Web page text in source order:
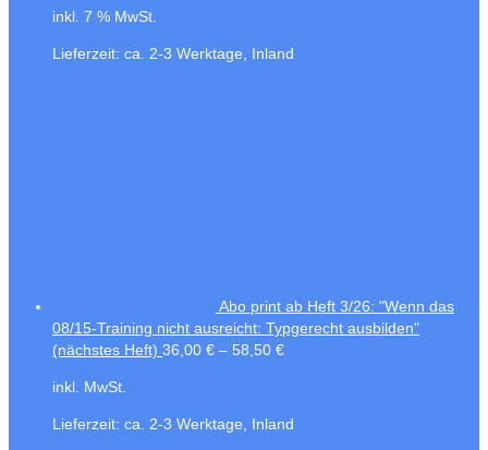
inkl. 7 % MwSt.
Lieferzeit: ca. 2-3 Werktage, Inland
Abo print ab Heft 3/26: "Wenn das
08/15-Training nicht ausreicht: Typgerecht ausbilden"
(nächstes Heft) 36,00 € – 58,50 €
inkl. MwSt.
Lieferzeit: ca. 2-3 Werktage, Inland